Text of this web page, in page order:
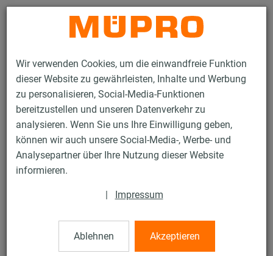
Wir verwenden Cookies, um die einwandfreie Funktion
dieser Website zu gewährleisten, Inhalte und Werbung
zu personalisieren, Social-Media-Funktionen
bereitzustellen und unseren Datenverkehr zu
analysieren. Wenn Sie uns Ihre Einwilligung geben,
können wir auch unsere Social-Media-, Werbe- und
Analysepartner über Ihre Nutzung dieser Website
informieren.
| Impressum
Ablehnen Akzeptieren
Kontakt
Produkte Befestigungstechnik
Schallschutz
Rohrschellen mit Schalldämmung
OPTIMAL Junior® Easy
OPTIMAL Junior® Easy
mit DÄMMGULAST®, verzinkt